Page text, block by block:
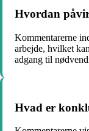
Hvordan
Kommentarerne
arbejde, hvilket
adgang til
Hvad er